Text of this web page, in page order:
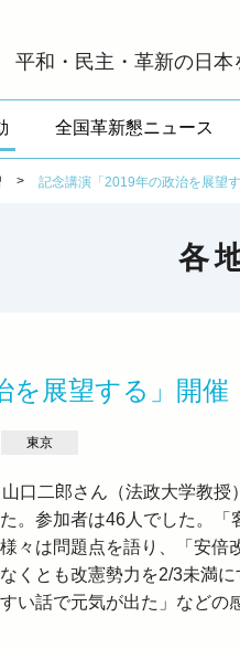
平和・民主・革新の日
全国革新懇ニュース
> 記念講演「2019年の政治を展
各
を展望する」
東京
口二郎さん（法政大学教
。参加者は46人でした。「
々は問題点を語り、「安倍
くとも改憲勢力を2/3未満
い話で元気が出た」などの